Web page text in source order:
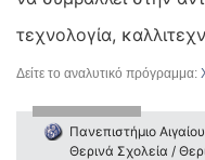
τεχνολογία,
Δείτε το αναλυτικό πρόγραμμα:
Πανεπιστήμιο Αιγαίου
Θερινά Σχολεία /